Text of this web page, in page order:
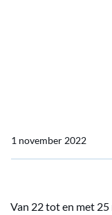
1 november 2022
Van 22 tot en met